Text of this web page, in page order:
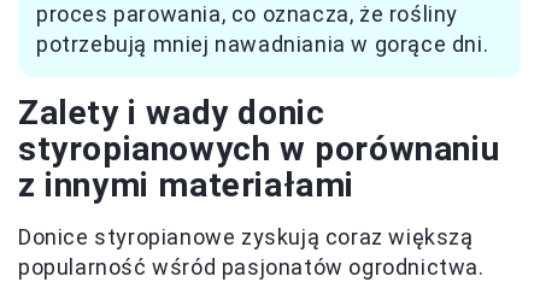
proces parowania, co oznacza, że rośliny
potrzebują mniej nawadniania w gorące dni.
Zalety i wady donic
styropianowych w porównaniu
z innymi materiałami
Donice styropianowe zyskują coraz większą
popularność wśród pasjonatów ogrodnictwa.